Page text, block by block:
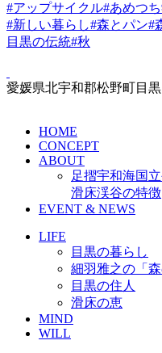
#アップサイクル#あめつ
#新しい暮らし#森とパン#
目黒の伝統#秋
愛媛県北宇和郡松野町目
HOME
CONCEPT
ABOUT
足摺宇和海国
滑床渓谷の特徴
EVENT & NEWS
LIFE
目黒の暮らし
細羽雅之の「森
目黒の住人
滑床の恵
MIND
WILL